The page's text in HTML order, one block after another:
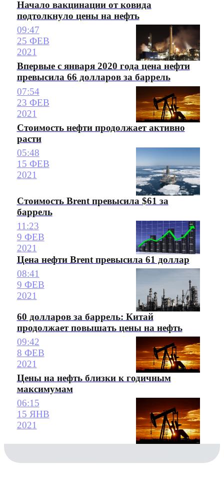
Начало вакцинации от ковида
подтолкнуло цены на нефть
09:47
25 ФЕВ
2021
Впервые с января 2020 года цена нефти
превысила 66 долларов за баррель
07:54
23 ФЕВ
2021
Стоимость нефти продолжает активно
расти
05:48
15 ФЕВ
2021
Стоимость Brent превысила $61 за
баррель
11:23
9 ФЕВ
2021
Цена нефти Brent превысила 61 доллар
08:41
9 ФЕВ
2021
60 долларов за баррель: Китай
продолжает повышать цены на нефть
09:42
8 ФЕВ
2021
Цены на нефть близки к годичным
максимумам
06:15
15 ЯНВ
2021